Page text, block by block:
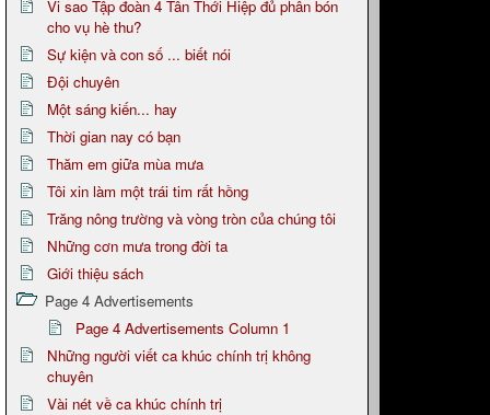
Vi sao Tập đoàn 4 Tân Thới Hiệp đủ phân bón
cho vụ hè thu?
Sự kiện và con số ... biết nói
Đội chuyên
Một sáng kiến... hay
Thời gian nay có bạn
Thăm em giữa mùa mưa
Tôi xin làm một trái tim rất hồng
Trăng nông trường và vòng tròn của chúng tôi
Những cơn mưa trong đời ta
Giới thiệu sách
Page 4 Advertisements
Page 4 Advertisements Column 1
Những người viết ca khúc chính trị không
chuyên
Vài nét về ca khúc chính trị